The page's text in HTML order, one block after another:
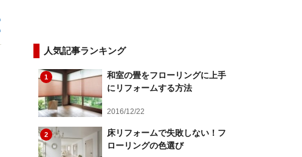
人気記事ランキング
1
和室の畳をフローリングに上手
にリフォームする方法
2016/12/22
2
床リフォームで失敗しない！フ
ローリングの色選び